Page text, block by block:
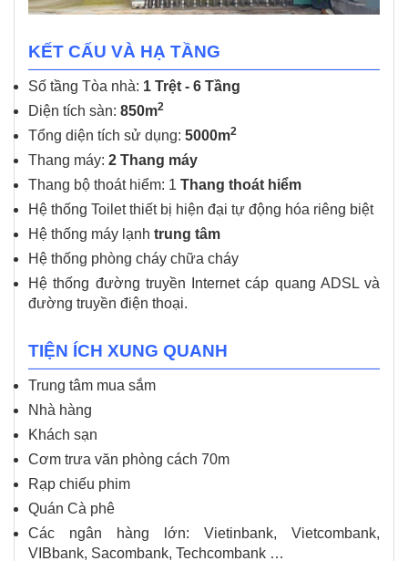
KẾT CẤU VÀ HẠ TẦNG
Số tầng Tòa nhà: 1 Trệt - 6 Tầng
Diện tích sàn: 850m2
Tổng diện tích sử dụng: 5000m2
Thang máy: 2 Thang máy
Thang bộ thoát hiểm: 1 Thang thoát hiểm
Hệ thống Toilet thiết bị hiện đại tự động hóa riêng biệt
Hệ thống máy lạnh trung tâm
Hệ thống phòng cháy chữa cháy
Hệ thống đường truyền Internet cáp quang ADSL và
đường truyền điện thoại.
TIỆN ÍCH XUNG QUANH
Trung tâm mua sắm
Nhà hàng
Khách sạn
Cơm trưa văn phòng cách 70m
Rạp chiếu phim
Quán Cà phê
Các ngân hàng lớn: Vietinbank, Vietcombank,
VIBbank, Sacombank, Techcombank …